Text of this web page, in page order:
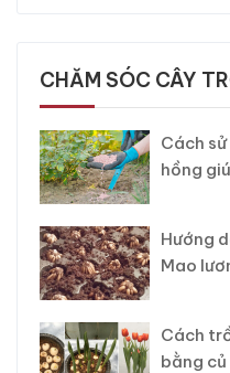
CHĂM SÓC CÂY
Cách
hồng
Hướng
Mao
Cách
bằng